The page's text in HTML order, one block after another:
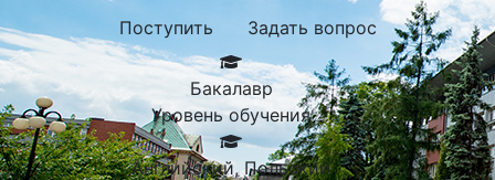
Поступить Задать вопрос
Бакалавр
Уровень обучения
Английский, Польский